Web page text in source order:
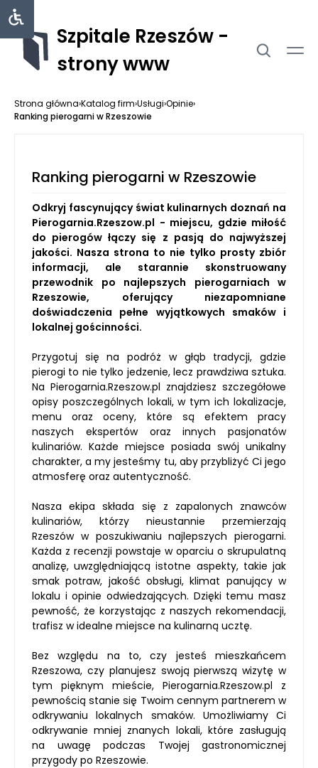
Szpitale Rzeszów -
strony www
Strona główna›Katalog firm›Usługi›Opinie›
Ranking pierogarni w Rzeszowie
Ranking pierogarni w Rzeszowie
Odkryj fascynujący świat kulinarnych doznań na
Pierogarnia.Rzeszow.pl - miejscu, gdzie miłość
do pierogów łączy się z pasją do najwyższej
jakości. Nasza strona to nie tylko prosty zbiór
informacji, ale starannie skonstruowany
przewodnik po najlepszych pierogarniach w
Rzeszowie, oferujący niezapomniane
doświadczenia pełne wyjątkowych smaków i
lokalnej gościnności.
Przygotuj się na podróż w głąb tradycji, gdzie
pierogi to nie tylko jedzenie, lecz prawdziwa sztuka.
Na Pierogarnia.Rzeszow.pl znajdziesz szczegółowe
opisy poszczególnych lokali, w tym ich lokalizacje,
menu oraz oceny, które są efektem pracy
naszych ekspertów oraz innych pasjonatów
kulinariów. Każde miejsce posiada swój unikalny
charakter, a my jesteśmy tu, aby przybliżyć Ci jego
atmosferę oraz autentyczność.
Nasza ekipa składa się z zapalonych znawców
kulinariów, którzy nieustannie przemierzają
Rzeszów w poszukiwaniu najlepszych pierogarni.
Każda z recenzji powstaje w oparciu o skrupulatną
analizę, uwzględniającą istotne aspekty, takie jak
smak potraw, jakość obsługi, klimat panujący w
lokalu i opinie odwiedzających. Dzięki temu masz
pewność, że korzystając z naszych rekomendacji,
trafisz w idealne miejsce na kulinarną ucztę.
Bez względu na to, czy jesteś mieszkańcem
Rzeszowa, czy planujesz swoją pierwszą wizytę w
tym pięknym mieście, Pierogarnia.Rzeszow.pl z
pewnością stanie się Twoim cennym partnerem w
odkrywaniu lokalnych smaków. Umożliwiamy Ci
odkrywanie mniej znanych lokali, które zasługują
na uwagę podczas Twojej gastronomicznej
przygody po Rzeszowie.